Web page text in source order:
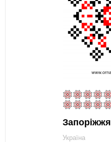
Запоріжжя
Україна